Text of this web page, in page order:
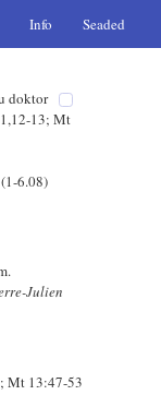
Info Seaded
doktor
13; Mt
6.08)
Julien
Mt 13:47-53